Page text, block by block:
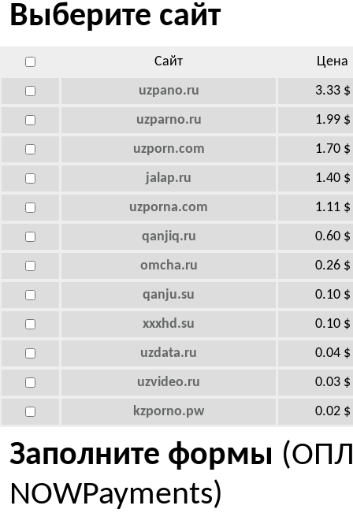
Выберите сайт
Сайт
Цена
uzpano.ru
3.33 $
uzparno.ru
1.99 $
uzporn.com
1.70 $
jalap.ru
1.40 $
uzporna.com
1.11 $
qanjiq.ru
0.60 $
omcha.ru
0.26 $
qanju.su
0.10 $
xxxhd.su
0.10 $
uzdata.ru
0.04 $
uzvideo.ru
0.03 $
kzporno.pw
0.02 $
Заполните формы
NOWPayments)